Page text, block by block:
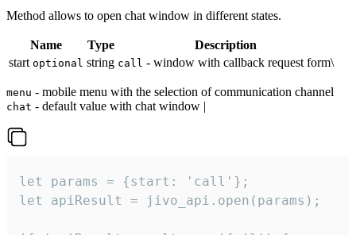
Method allows to open chat window in different states.
Name Type
Description
start optional string call - window with callback request form\
menu - mobile menu with the selection of communication channel
chat - default value with chat window |
let params = {start: 'call'};
let apiResult = jivo_api.open(params);